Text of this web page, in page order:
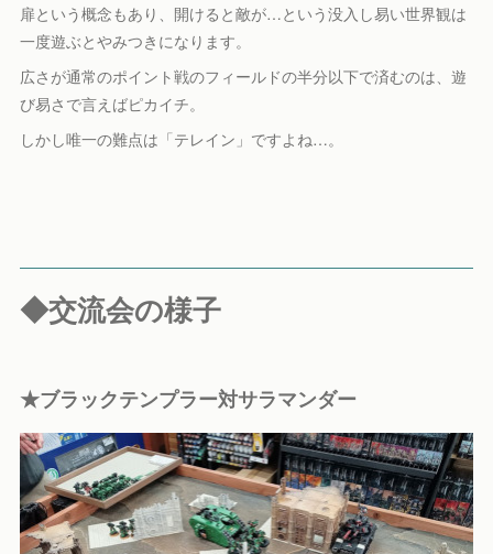
扉という概念もあり、開けると敵が…という没入し易い世界観は
一度遊ぶとやみつきになります。
広さが通常のポイント戦のフィールドの半分以下で済むのは、遊
び易さで言えばピカイチ。
しかし唯一の難点は「テレイン」ですよね…。
◆交流会の様子
★ブラックテンプラー対サラマンダー